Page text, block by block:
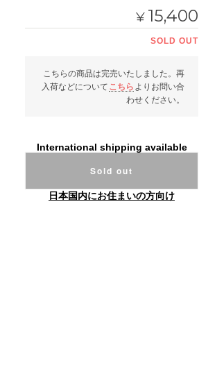
¥ 15,400
SOLD OUT
こちらの商品は完売いたしました。再
入荷などについて こちら よりお問い合
わせください。
International shipping available
Sold out
日本国内にお住まいの方向け